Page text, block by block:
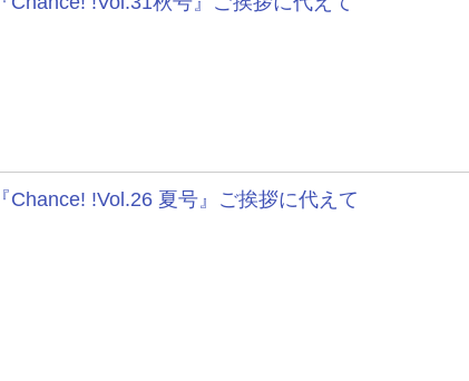
『Chance! !Vol.26 夏号』ご挨拶に代えて